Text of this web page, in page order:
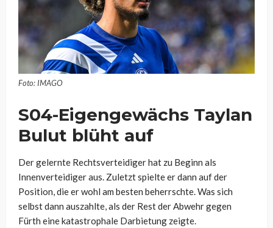
Foto: IMAGO
S04-Eigengewächs Taylan
Bulut blüht auf
Der gelernte Rechtsverteidiger hat zu Beginn als
Innenverteidiger aus. Zuletzt spielte er dann auf der
Position, die er wohl am besten beherrschte. Was sich
selbst dann auszahlte, als der Rest der Abwehr gegen
Fürth eine katastrophale Darbietung zeigte.